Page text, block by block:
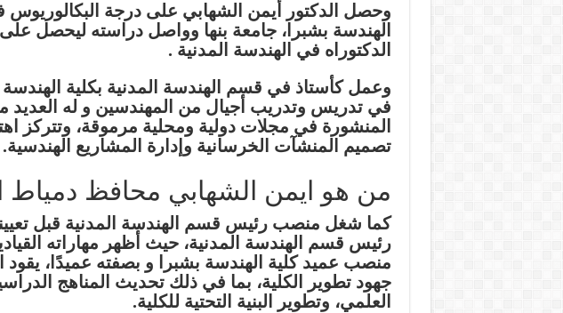
وحصل الدكتور أيمن الشهابي على درجة البكالوريوس
الهندسة بشبرا، جامعة بنها وواصل دراسته ليحصل
الدكتوراه في الهندسة المدنية .
وعمل كأستاذ في قسم الهندسة المدنية بكلية
في تدريس وتدريب أجيال من المهندسين و له العديد
المنشورة في مجلات دولية ومحلية مرموقة، وتتركز
تصميم المنشآت الخرسانية وإدارة المشاريع الهندسية.
من هو ايمن الشهابي محافظ دمياط
كما شغل منصب رئيس قسم الهندسة المدنية قبل
رئيس قسم الهندسة المدنية، حيث أظهر مهاراته
منصب عميد كلية الهندسة بشبرا و بصفته عميدًا، يقود
جهود تطوير الكلية، بما في ذلك تحديث المناهج
العلمي، وتطوير البنية التحتية للكلية.